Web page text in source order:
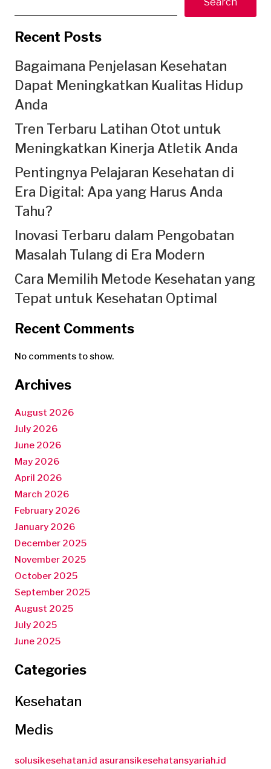
Recent Posts
Bagaimana Penjelasan Kesehatan
Dapat Meningkatkan Kualitas Hidup
Anda
Tren Terbaru Latihan Otot untuk
Meningkatkan Kinerja Atletik Anda
Pentingnya Pelajaran Kesehatan di
Era Digital: Apa yang Harus Anda
Tahu?
Inovasi Terbaru dalam Pengobatan
Masalah Tulang di Era Modern
Cara Memilih Metode Kesehatan yang
Tepat untuk Kesehatan Optimal
Recent Comments
No comments to show.
Archives
August 2026
July 2026
June 2026
May 2026
April 2026
March 2026
February 2026
January 2026
December 2025
November 2025
October 2025
September 2025
August 2025
July 2025
June 2025
Categories
Kesehatan
Medis
solusikesehatan.id asuransikesehatansyariah.id